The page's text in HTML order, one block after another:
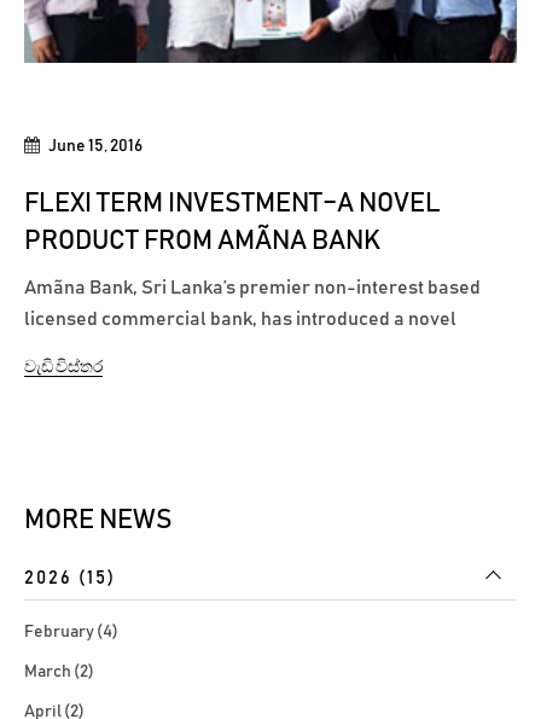
June 15, 2016
FLEXI TERM INVESTMENT–A NOVEL
PRODUCT FROM AMÃNA BANK
Amãna Bank, Sri Lanka’s premier non-interest based
licensed commercial bank, has introduced a novel
with the launch of its Flexi Term Investment Account.
වැඩි විස්තර
MORE NEWS
2026 (15)
February (4)
March (2)
April (2)